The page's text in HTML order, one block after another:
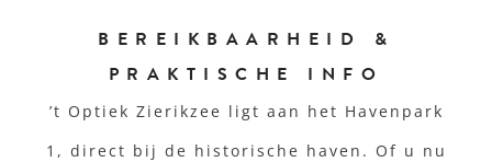
BEREIKBAARHEID &
PRAKTISCHE INFO
’t Optiek Zierikzee ligt aan het Havenpark
1, direct bij de historische haven. Of u nu